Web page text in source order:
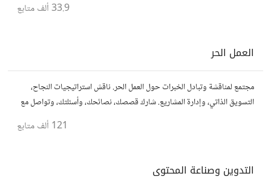
33.9 ألف متابع
العمل الحر
مجتمع لمناقشة وتبادل الخبرات حول العمل الحر. ناقش استراتيجيات النجاح،
التسويق الذاتي، وإدارة المشاريع. شارك قصصك، نصائحك، وأسئلتك، وتواصل مع
121 ألف متابع
التدوين وصناعة المحتوى